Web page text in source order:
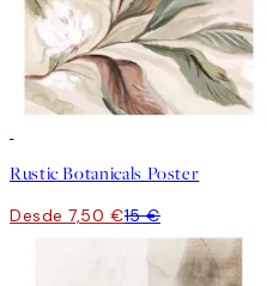
Rustic Botanicals Poster
Desde 7,50 €15 €